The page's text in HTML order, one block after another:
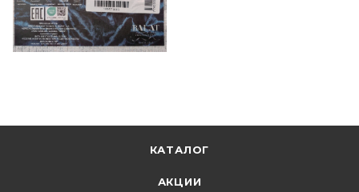
КАТАЛОГ
АКЦИИ